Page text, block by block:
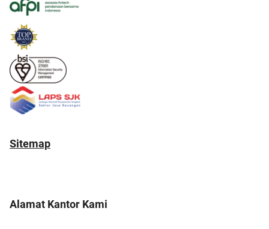
Sitemap
Alamat Kantor Kami